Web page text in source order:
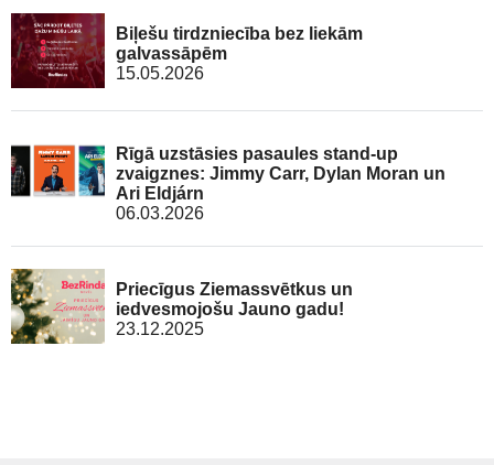
Biļešu tirdzniecība bez liekām
galvassāpēm
15.05.2026
Rīgā uzstāsies pasaules stand-up
zvaigznes: Jimmy Carr, Dylan Moran un
Ari Eldjárn
06.03.2026
Priecīgus Ziemassvētkus un
iedvesmojošu Jauno gadu!
23.12.2025